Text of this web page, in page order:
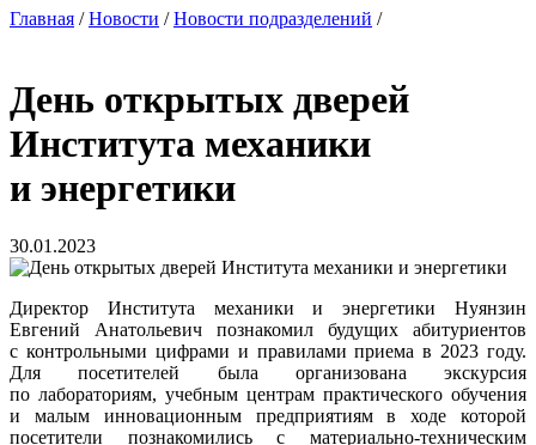
Главная /Новости /Новости подразделений /
День открытых дверей
Института механики
и энергетики
30.01.2023
Директор Института механики и энергетики Нуянзин
Евгений Анатольевич познакомил будущих абитуриентов
с контрольными цифрами и правилами приема в 2023 году.
Для посетителей была организована экскурсия
по лабораториям, учебным центрам практического обучения
и малым инновационным предприятиям в ходе которой
посетители познакомились с материально-техническим